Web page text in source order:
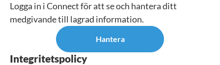
Logga in i Connect för att se och hantera ditt
medgivande till lagrad information.
Hantera
Integritetspolicy